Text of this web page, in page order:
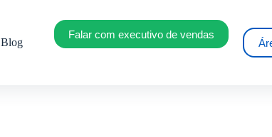
Blog
Falar com executivo de vendas